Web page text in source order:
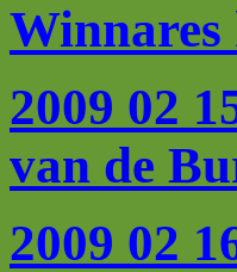
Winnares
2009 02
van de
2009 02